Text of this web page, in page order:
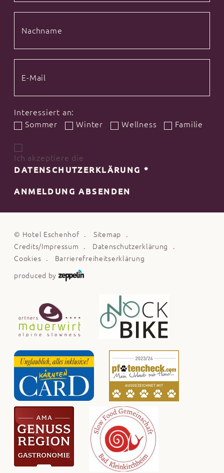
Interessiert an:
Sommer
Winter Wellness Familie
Ich akzeptiere die
DATENSCHUTZERKLÄRUNG*
ANMELDUNG ABSENDEN
© Hotel Eschenhof
Sitemap
Credits/Impressum
Datenschutzerklärung
Cookies
Barrierefreiheitserklärung
produced by